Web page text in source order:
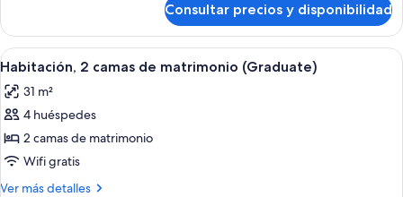
matrimonio
grande
(Graduate)
1
cama
de
grande
(Graduate)
Consultar precios y disponibilidad
Abrir
todas
las
fotos
de
Habitación,
2
Ropa de cama de alta calidad y
7
Habitación, 2 camas de matrimonio (Graduate)
31 m²
4 huéspedes
2 camas de matrimonio
Wifi gratis
Ver más detalles
Más